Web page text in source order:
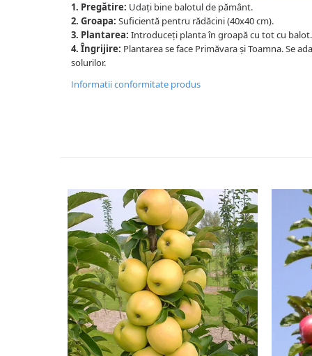
1. Pregătire: Udați bine balotul de pământ.
2. Groapa: Suficientă pentru rădăcini (40x40 cm).
3. Plantarea: Introduceți planta în groapă cu tot cu
4. Îngrijire: Plantarea se face Primăvara și Toamna. Se
solurilor.
Informatii conformitate produs